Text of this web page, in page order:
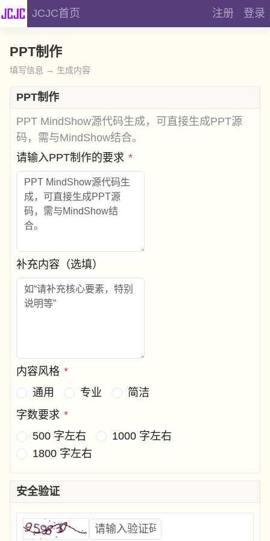
JCJC首页 注册 登录
PPT制作
填写信息 → 生成内容
PPT制作
PPT MindShow源代码生成，可直接生成PPT源
码，需与MindShow结合。
请输入PPT制作的要求 *
补充内容（选填）
内容风格 *
通用
专业
简洁
字数要求 *
500 字左右
1000 字左右
1800 字左右
安全验证